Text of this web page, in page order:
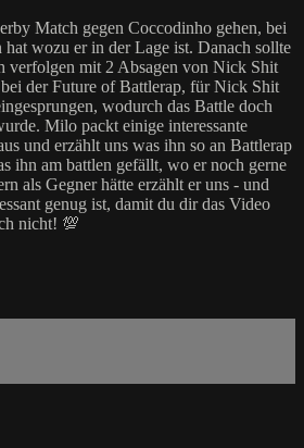
Match gegen Coccodinho gehen, bei
wozu er in der Lage ist. Danach sollte
verfolgen mit 2 Absagen von Nick Shit
der Future of Battlerap, für Nick Shit
wodurch das Battle doch
Milo packt einige interessante
und erzählt uns was ihn so an Battlerap
ihn am battlen gefällt, wo er noch gerne
als Gegner hätte erzählt er uns - und
genug ist, damit du dir das Video
nicht! 💯